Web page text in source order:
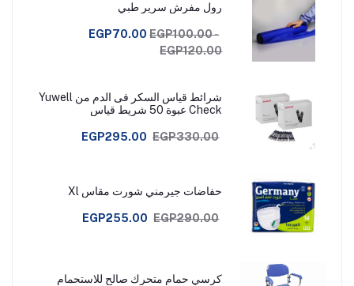
رول مفرش سرير طبي
EGP70.00 EGP100.00 -
EGP120.00
شرائط قياس السكر فى الدم من Yuwell
Check عبوة 50 شريط قياس
EGP295.00 EGP330.00
حفاضات جيرمني شورت مقاس Xl
EGP255.00 EGP290.00
كرسي حمام متحرك صالح للاستحمام